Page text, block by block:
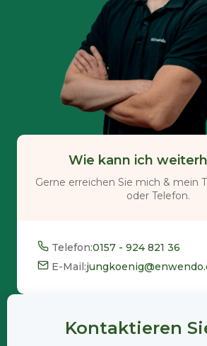
Wie kann ich
Gerne erreichen Sie mich & mein
oder Telefon.
Telefon:0157 - 924 821 36
E-Mail:
Kontaktieren